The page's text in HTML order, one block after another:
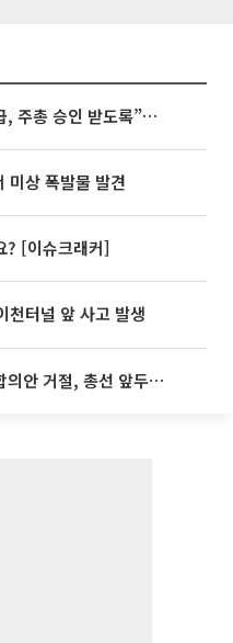
김정관 장관 “반도체 성과급, 주총 승인 받도록”…상법·자본시장법 개정 시사
미상 폭발물 발견
? [이슈크래커]
천터널 앞 사고 발생
절, 총선 앞두고 시간 끌기”